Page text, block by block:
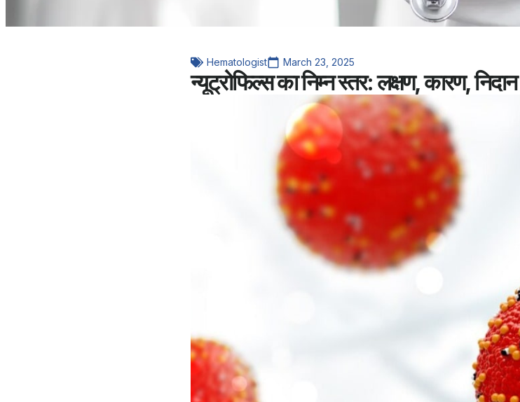
Hematologist March 23, 2025
न्यूट्रोफिल्स का निम्न स्तर: लक्षण, कारण,